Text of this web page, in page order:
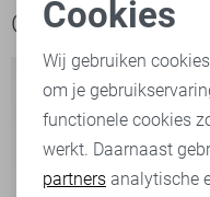
Ook het bekijken
Noodzakelijke
Personalisatie
Analytische
Cookies
Wij gebruiken
om je
functionele cookies
werkt. Daarnaast
partners analytische